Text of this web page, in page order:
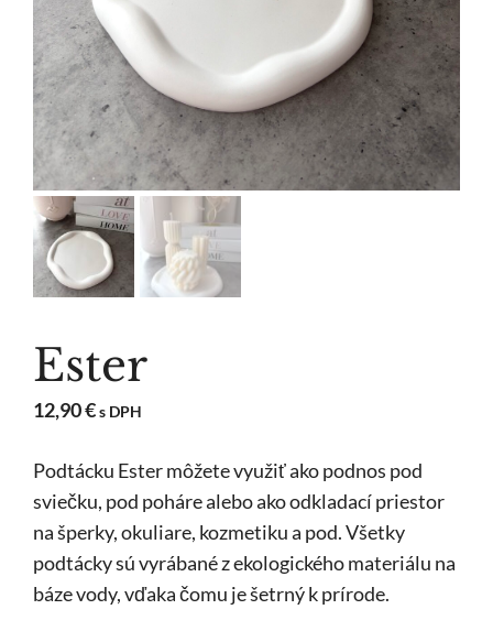
Ester
12,90€s DPH
Podtácku Ester môžete využiť ako podnos pod
sviečku, pod poháre alebo ako odkladací priestor
na šperky, okuliare, kozmetiku a pod. Všetky
podtácky sú vyrábané z ekologického materiálu na
báze vody, vďaka čomu je šetrný k prírode.